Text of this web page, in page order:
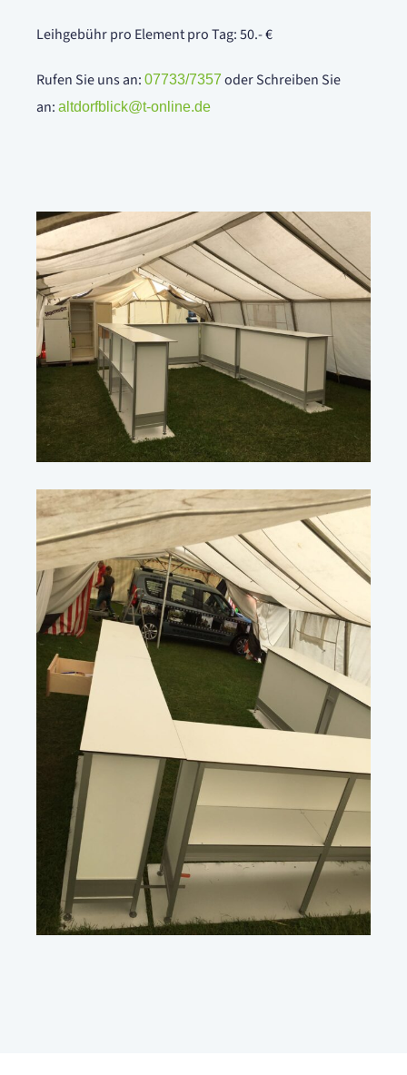
Leihgebühr pro Element pro Tag: 50.- €
Rufen Sie uns an: 07733/7357 oder Schreiben Sie
an: altdorfblick@t-online.de